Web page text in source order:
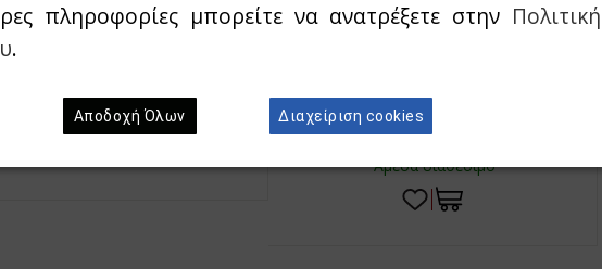
ΧΡΟΝΙΚΑ», ΑΡ. 1
`Αμεσα διαθέσιμο
ΝΗΣΟΥ ΛΕΣΒΟΥ
7,42€
`Αμεσα διαθέσιμο
πληροφορίες μπορείτε να ανατρέξετε στην Πολιτική
.
Αποδοχή Όλων Διαχείριση cookies